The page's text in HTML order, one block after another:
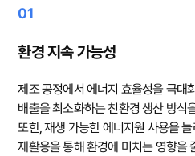
01
환경 지속 가능성
제조 공정에서 에너지 효율성을 극대
배출을 최소화하는 친환경 생산 방식
또한, 재생 가능한 에너지원 사용을 늘
재활용을 통해 환경에 미치는 영향을